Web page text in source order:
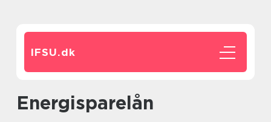
IFSU.dk
energisparelån